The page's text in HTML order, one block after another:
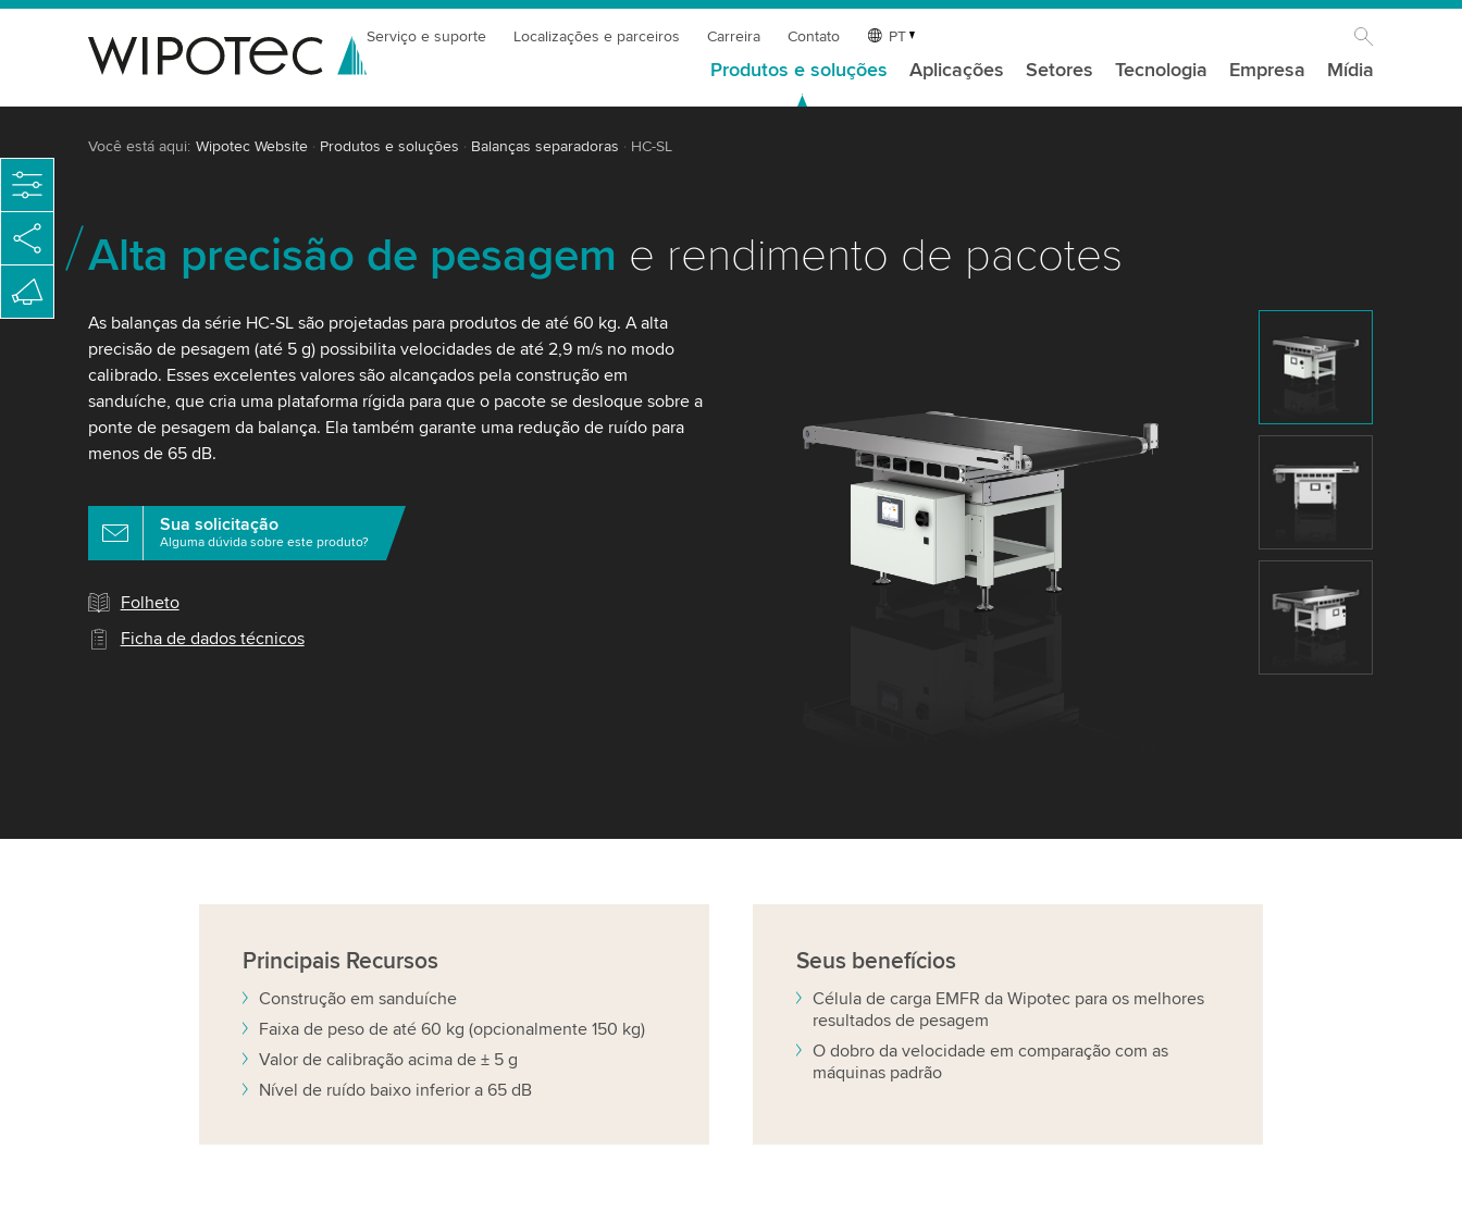
Serviço e suporte Localizações e parceiros Carreira Contato PT
Produtos e soluções Aplicações Setores Tecnologia Empresa Mídia
Você está aqui: Wipotec Website Produtos e soluções Balanças separadoras HC-SL
Alta precisão de pesagem e rendimento de pacotes
As balanças da série HC-SL são projetadas para produtos de até 60 kg. A alta
precisão de pesagem (até 5 g) possibilita velocidades de até 2,9 m/s no modo
calibrado. Esses excelentes valores são alcançados pela construção em
sanduíche, que cria uma plataforma rígida para que o pacote se desloque sobre a
ponte de pesagem da balança. Ela também garante uma redução de ruído para
menos de 65 dB.
Sua solicitação
Alguma dúvida sobre este produto?
Folheto
Ficha de dados técnicos
Principais Recursos
Construção em sanduíche
Faixa de peso de até 60 kg (opcionalmente 150 kg)
Valor de calibração acima de ± 5 g
Nível de ruído baixo inferior a 65 dB
Seus benefícios
Célula de carga EMFR da Wipotec para os melhores
resultados de pesagem
O dobro da velocidade em comparação com as
máquinas padrão